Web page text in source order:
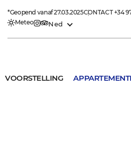
*Geopend vanaf 27.03.2025CONTACT+34
Meteo
Ned
VOORSTELLING